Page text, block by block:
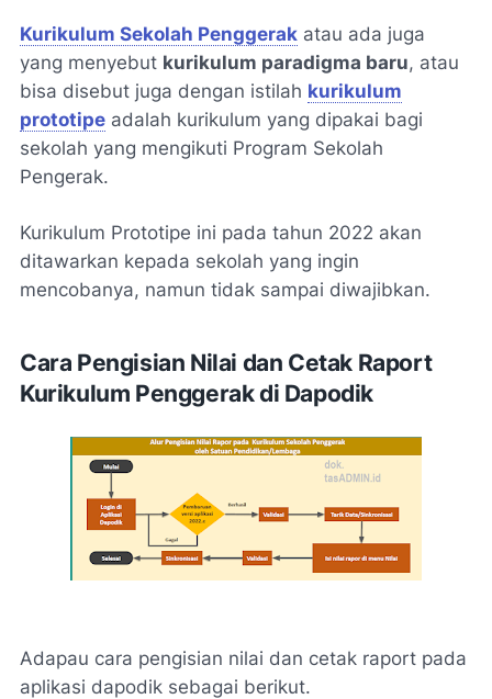
Kurikulum Sekolah Penggerak atau ada juga
yang menyebut kurikulum paradigma baru, atau
bisa disebut juga dengan istilah kurikulum
prototipe adalah kurikulum yang dipakai bagi
sekolah yang mengikuti Program Sekolah
Pengerak.
Kurikulum Prototipe ini pada tahun 2022 akan
ditawarkan kepada sekolah yang ingin
mencobanya, namun tidak sampai diwajibkan.
Cara Pengisian Nilai dan Cetak Raport
Kurikulum Penggerak di Dapodik
Adapau cara pengisian nilai dan cetak raport pada
aplikasi dapodik sebagai berikut.